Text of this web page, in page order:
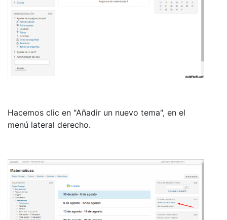
Hacemos clic en "Añadir un nuevo tema", en el
menú lateral derecho.